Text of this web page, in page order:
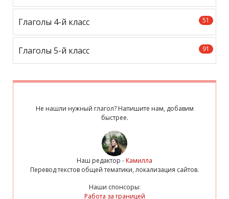
51
Глаголы 4-й класс
91
Глаголы 5-й класс
Не нашли нужный глагол? Напишите нам, добавим
быстрее.
Наш редактор -Камилла
Перевод текстов общей тематики, локализация сайтов.
Наши спонсоры:
Работа за границей